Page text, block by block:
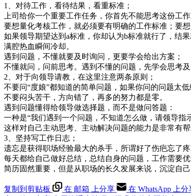
1、对待工作，看待结果，看重标准；
上司给你一个重要工作任务，你首先不能思考这份工
要想量化考核工作，就必须要有明确的工作标准；要
如果领导期望达到a标准，你却认为b标准就行了，结
满腔热血瞬间冷却。
遇到问题，不懂就要及时询问，更要学会给出方案；
不懂就问，问前思考。遇到不懂的问题，先学会思考
2、对于向领导请教，在这里注意两条原则；
不要问“度娘”都知道的简单问题，如果你问的问题太低
不要闷头苦干，方向错了，再多的努力都是零。
遇到问题懂得给领导做选择题，而不是做问答题：
一种是“我们遇到一个问题，不知道怎么做，请领导指
这样对自己主动思考、主动解决问题的能力是非常有帮
3、坚持写工作日志；
遗忘是获得职场经验最大的杀手，所谓好了伤疤忘了
每天都给自己做好总结，总结自身的问题，工作需要
简历固然重要，但是从职场的长久发展来说，沉淀自
复制到剪贴板 在 邮箱 上分享 在 WhatsApp 上分